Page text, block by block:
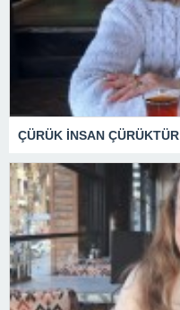
ÇÜRÜK İNSAN ÇÜRÜKTÜR